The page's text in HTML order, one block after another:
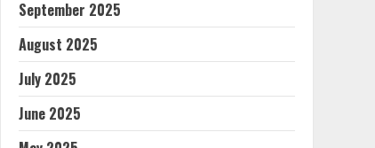
September 2025
August 2025
July 2025
June 2025